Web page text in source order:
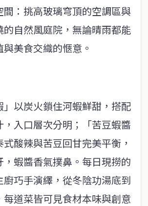
間：挑高玻璃穹頂的空調區與
的自然風庭院，無論晴雨都能
美食交織的愜意。
」以炭火鎖住河蝦鮮甜，搭配
，入口層次分明；「苦豆蝦醬
酸辣與苦豆回甘完美平衡，
，蝦醬香氣撲鼻。每日現撈的
巧手演繹，從冬陰功湯底到
每道菜皆可見食材本味與創意